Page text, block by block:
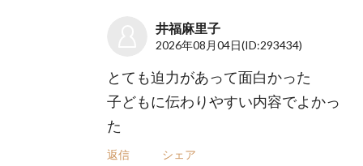
井福麻里子
2026年08月04日(ID:293434)
とても迫力があって面白かった
子どもに伝わりやすい内容でよかっ
た
返信 シェア